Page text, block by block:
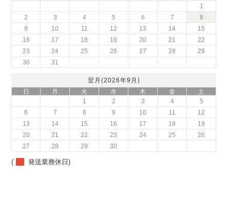
1
2
3 4 5 6 7
8
9
10 11 12 13 14
15
16
17 18 19 20 21
22
23
24 25 26 27 28
29
30
31
翌月(2026年9月)
日
月 火 水 木 金
土
1
2 3 4
5
6
7 8 9 10 11
12
13
14 15 16 17 18
19
20
21 22 23 24 25
26
27
28 29 30
( 発送業務休日)